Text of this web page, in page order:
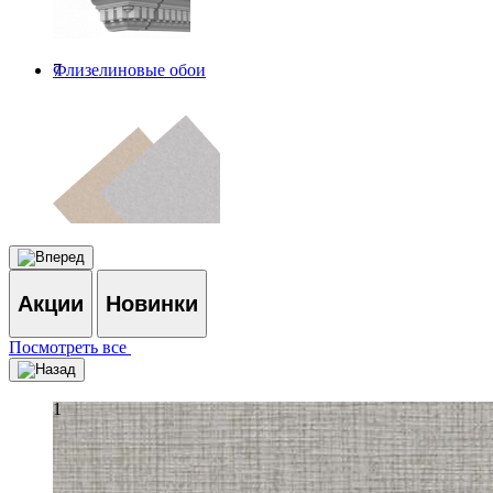
Флизелиновые обои
7
Акции Новинки
Посмотреть все
1